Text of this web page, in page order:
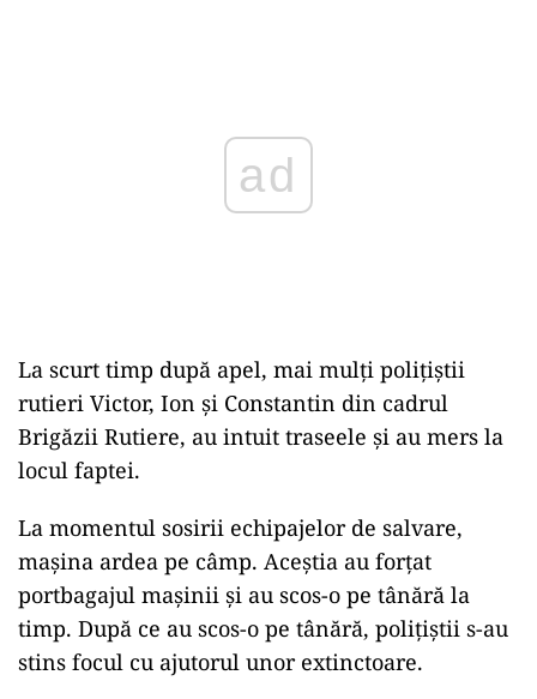
La scurt timp după apel, mai mulți polițiștii
rutieri Victor, Ion și Constantin din cadrul
Brigăzii Rutiere, au intuit traseele și au mers la
locul faptei.
La momentul sosirii echipajelor de salvare,
mașina ardea pe câmp. Aceștia au forțat
portbagajul mașinii și au scos-o pe tânără la
timp. După ce au scos-o pe tânără, polițiștii s-au
stins focul cu ajutorul unor extinctoare.